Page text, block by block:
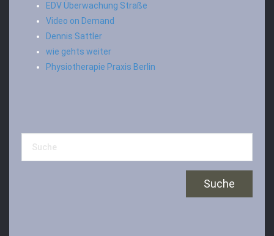
EDV Überwachung Straße
Video on Demand
Dennis Sattler
wie gehts weiter
Physiotherapie Praxis Berlin